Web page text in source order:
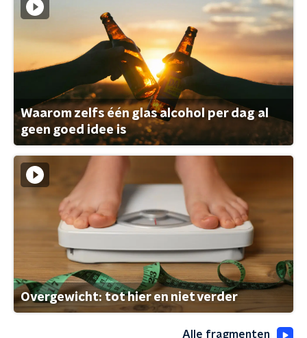
Waarom zelfs één glas alcohol per dag al
geen goed idee is
Overgewicht: tot hier en niet verder
Alle fragmenten